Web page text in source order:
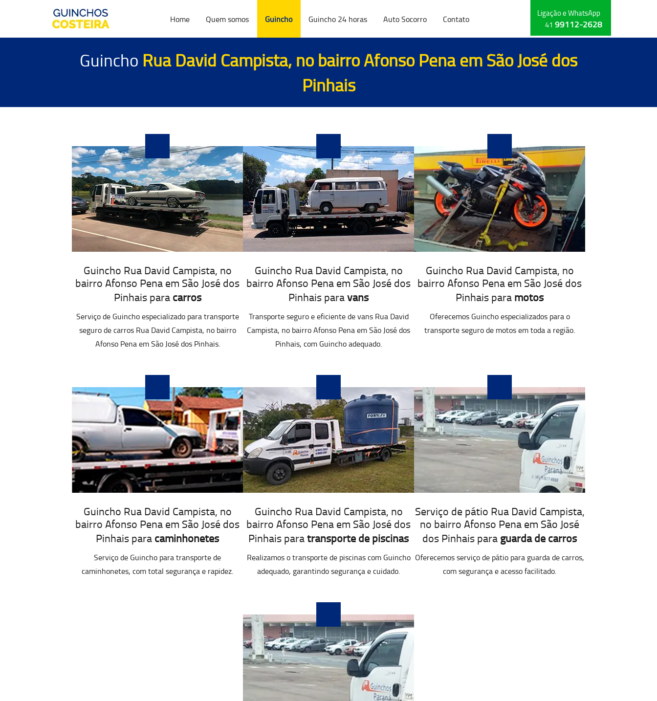
Home Quem somos Guincho Guincho 24 horas Auto Socorro Contato
Ligação e WhatsApp
41 99112-2628
Guincho Rua David Campista, no bairro Afonso Pena em São José dos
Pinhais
Guincho Rua David Campista, no
bairro Afonso Pena em São José dos
Pinhais paracarros
Serviço de Guincho especializado para transporte
seguro de carros Rua David Campista, no bairro
Afonso Pena em São José dos Pinhais.
Guincho Rua David Campista, no
bairro Afonso Pena em São José dos
Pinhais paravans
Transporte seguro e eficiente de vans Rua David
Campista, no bairro Afonso Pena em São José dos
Pinhais, com Guincho adequado.
Guincho Rua David Campista, no
bairro Afonso Pena em São José dos
Pinhais paramotos
Oferecemos Guincho especializados para o
transporte seguro de motos em toda a região.
Guincho Rua David Campista, no
bairro Afonso Pena em São José dos
Pinhais paracaminhonetes
Serviço de Guincho para transporte de
caminhonetes, com total segurança e rapidez.
Guincho Rua David Campista, no
bairro Afonso Pena em São José dos
Pinhais paratransporte de piscinas
Realizamos o transporte de piscinas com Guincho
adequado, garantindo segurança e cuidado.
Serviço de pátio Rua David Campista,
no bairro Afonso Pena em São José
dos Pinhais paraguarda de carros
Oferecemos serviço de pátio para guarda de carros,
com segurança e acesso facilitado.